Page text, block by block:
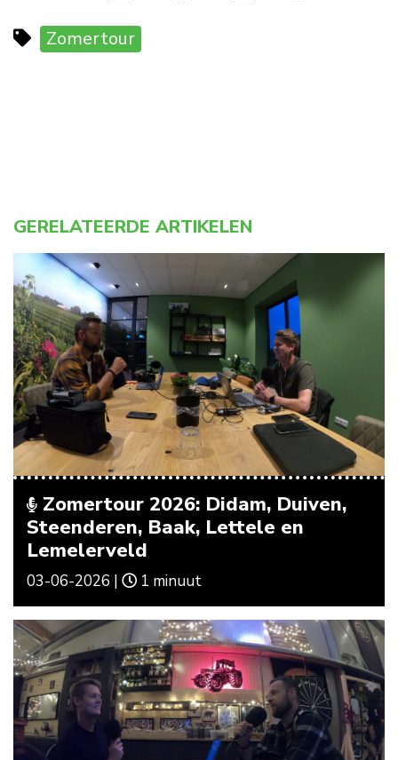
Zomertour
GERELATEERDE ARTIKELEN
Zomertour 2026: Didam, Duiven,
Steenderen, Baak, Lettele en
Lemelerveld
03-06-2026 | 1 minuut